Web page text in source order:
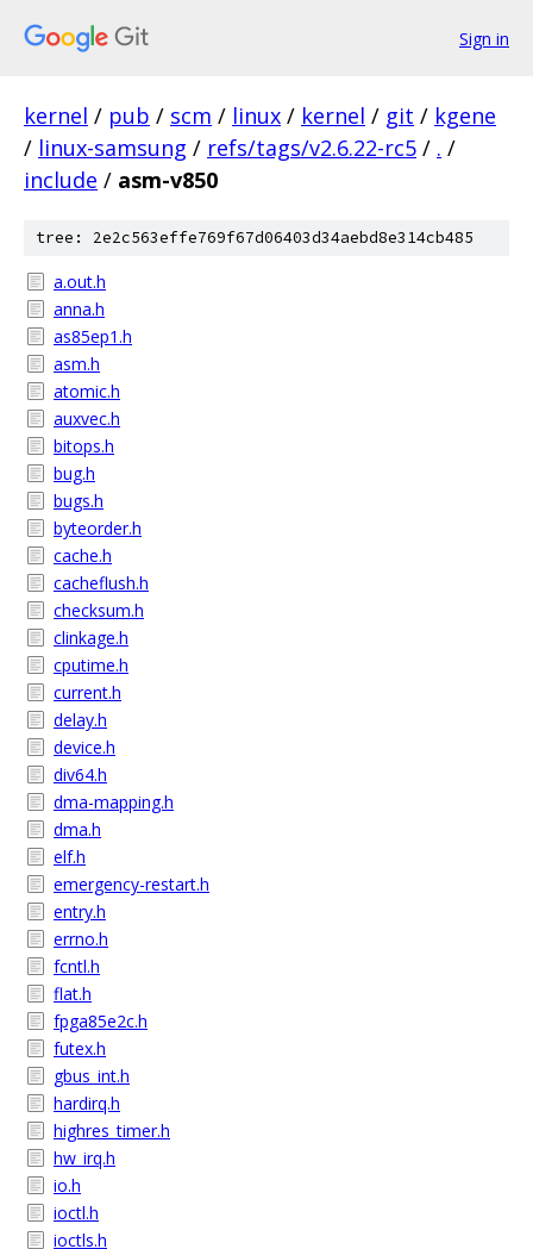
Sign in
kernel / pub / scm / linux / kernel / git / kgene
/ linux-samsung / refs/tags/v2.6.22-rc5 / . /
include / asm-v850
tree: 2e2c563effe769f67d06403d34aebd8e314cb485
a.out.h
anna.h
as85ep1.h
asm.h
atomic.h
auxvec.h
bitops.h
bug.h
bugs.h
byteorder.h
cache.h
cacheflush.h
checksum.h
clinkage.h
cputime.h
current.h
delay.h
device.h
div64.h
dma-mapping.h
dma.h
elf.h
emergency-restart.h
entry.h
errno.h
fcntl.h
flat.h
fpga85e2c.h
futex.h
gbus_int.h
hardirq.h
highres_timer.h
hw_irq.h
io.h
ioctl.h
ioctls.h